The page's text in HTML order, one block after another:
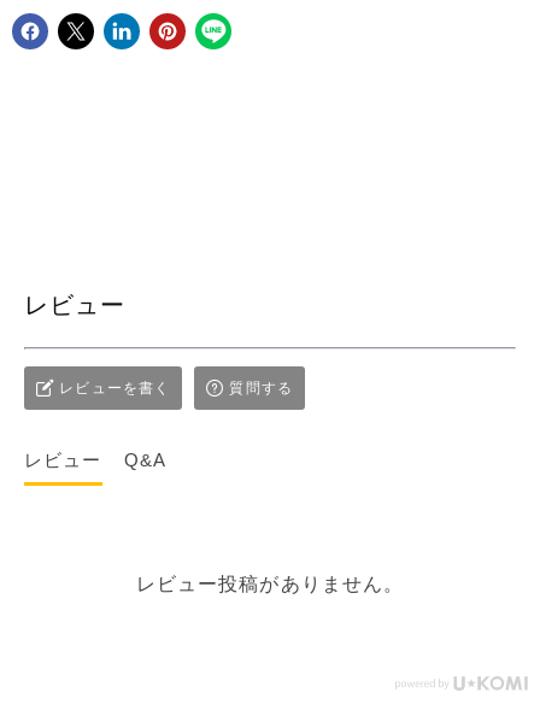
レビュー
レビューを書く 質問する
レビュー Q&A
レビュー投稿がありません。